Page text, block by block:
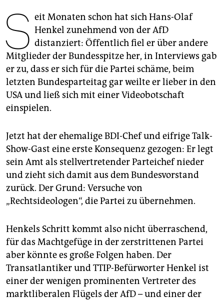
genossenschaft
epaper login
S eit Monaten schon hat sich Hans-Olaf
Henkel zunehmend von der AfD
distanziert: Öffentlich fiel er über andere
Mitglieder der Bundesspitze her, in Interviews gab
er zu, dass er sich für die Partei schäme, beim
letzten Bundesparteitag gar weilte er lieber in den
USA und ließ sich mit einer Videobotschaft
einspielen.
Jetzt hat der ehemalige BDI-Chef und eifrige Talk-
Show-Gast eine erste Konsequenz gezogen: Er legt
sein Amt als stellvertretender Parteichef nieder
und zieht sich damit aus dem Bundesvorstand
zurück. Der Grund: Versuche von
„Rechtsideologen“, die Partei zu übernehmen.
Henkels Schritt kommt also nicht überraschend,
für das Machtgefüge in der zerstrittenen Partei
aber könnte es große Folgen haben. Der
Transatlantiker und TTIP-Befürworter Henkel ist
einer der wenigen prominenten Vertreter des
marktliberalen Flügels der AfD – und einer der